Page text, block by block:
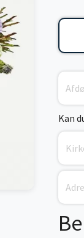
Kan